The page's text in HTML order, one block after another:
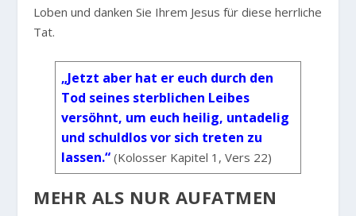
Loben und danken Sie Ihrem Jesus für diese herrliche
Tat.
„Jetzt aber hat er euch durch den
Tod seines sterblichen Leibes
versöhnt, um euch heilig, untadelig
und schuldlos vor sich treten zu
lassen.“ (Kolosser Kapitel 1, Vers 22)
MEHR ALS NUR AUFATMEN